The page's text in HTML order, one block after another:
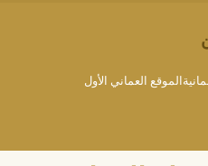
العماني الأول